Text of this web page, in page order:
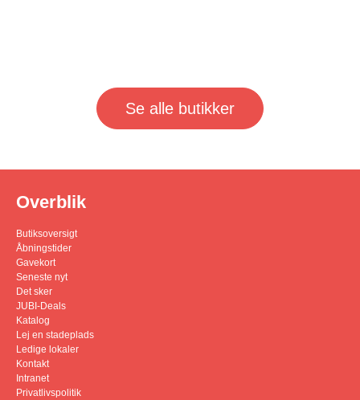
Se alle butikker
Overblik
Butiksoversigt
Åbningstider
Gavekort
Seneste nyt
Det sker
JUBI-Deals
Katalog
Lej en stadeplads
Ledige lokaler
Kontakt
Intranet
Privatlivspolitik